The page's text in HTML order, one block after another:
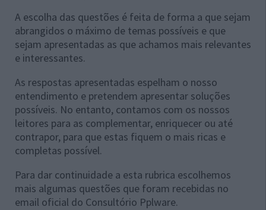
A escolha das questões é feita de forma a que sejam
abrangidos o máximo de temas possíveis e que
sejam apresentadas as que achamos mais relevantes
e interessantes.
As respostas apresentadas espelham o nosso
entendimento e pretendem apresentar soluções
possíveis. No entanto, contamos com os nossos
leitores para as complementar, enriquecer ou até
contrapor, para que estas fiquem o mais ricas e
completas possível.
Para dar continuidade a esta rubrica escolhemos
mais algumas questões que foram recebidas no
email oficial do Consultório Pplware.